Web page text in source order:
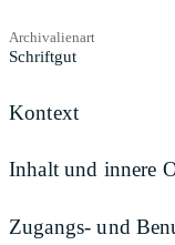
Archivalienart
Schriftgut
Kontext
Inhalt und innere
Zugangs- und